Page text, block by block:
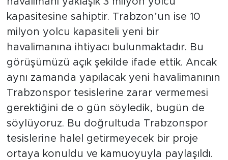
kapasitesine sahiptir. Trabzon’un ise 10
milyon yolcu kapasiteli yeni bir
havalimanına ihtiyacı bulunmaktadır. Bu
görüşümüzü açık şekilde ifade ettik. Ancak
aynı zamanda yapılacak yeni havalimanının
Trabzonspor tesislerine zarar vermemesi
gerektiğini de o gün söyledik, bugün de
söylüyoruz. Bu doğrultuda Trabzonspor
tesislerine halel getirmeyecek bir proje
ortaya konuldu ve kamuoyuyla paylaşıldı.